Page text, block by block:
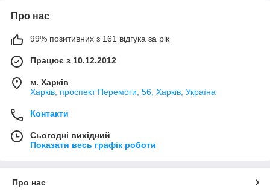
Про нас
99% позитивних з 161 відгука за рік
Працює з 10.12.2012
м. Харків
Харків, проспект Перемоги, 56, Харків, Україна
Контакти
Сьогодні вихідний
Показати весь графік роботи
Про нас